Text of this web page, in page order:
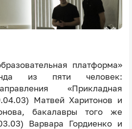
платформа»
из пяти человек:
«Прикладная
Матвей Харитонов и
бакалавры того же
Варвара Гордиенко и